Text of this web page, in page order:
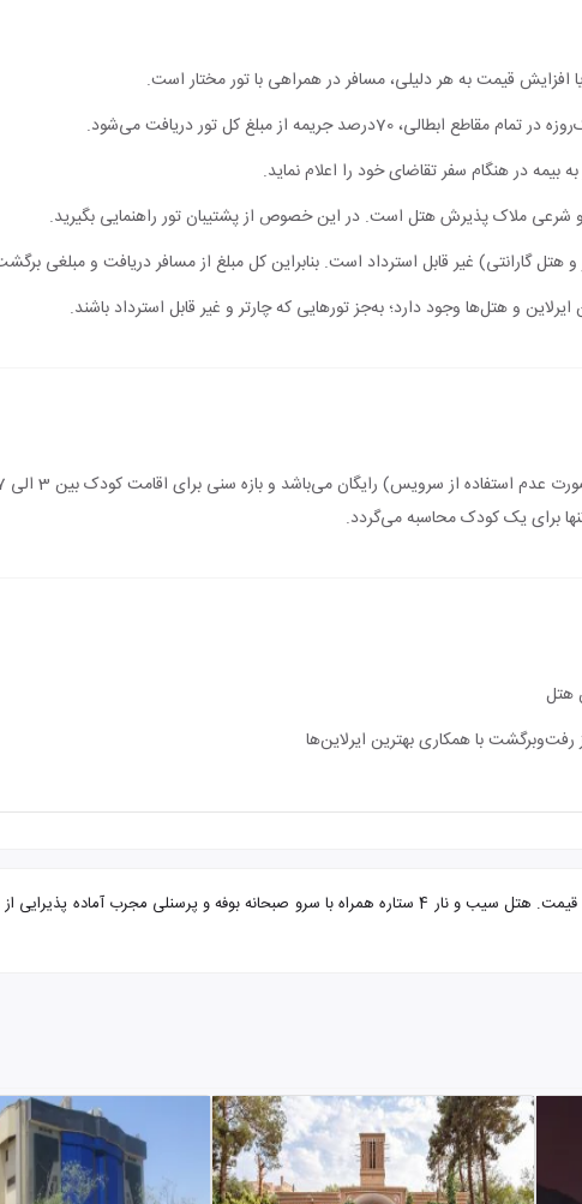
افزایش قیمت به هر دلیلی، مسافر در همراهی با تور مختار است.
70درصد جریمه از مبلغ کل تور دریافت می‌شود.
بیمه در هنگام سفر تقاضای خود را اعلام نماید.
شرعی ملاک پذیرش هتل است. در این خصوص از پشتیبان تور راهنمایی بگیرید.
و هتل گارانتی) غیر قابل استرداد است. بنابراین کل مبلغ از مسافر دریافت و مبلغی
و هتل‌ها وجود دارد؛ به‌جز تورهایی که چارتر و غیر قابل استرداد باشند.
برای یک کودک محاسبه می‌گردد.
هتل
با همکاری بهترین ایرلاین‌ها
تور یزد هتل سیب و نار با تضمین بهترین قیمت. هتل سیب و نار 4 ستاره همراه با سرو